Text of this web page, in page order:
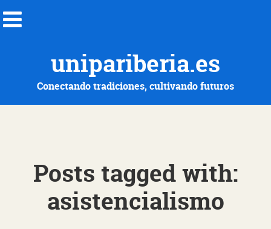
unipariberia.es
Conectando tradiciones, cultivando futuros
Posts tagged with:
asistencialismo